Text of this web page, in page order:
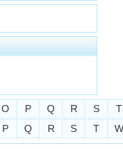
O P Q R S T
P Q R S T W